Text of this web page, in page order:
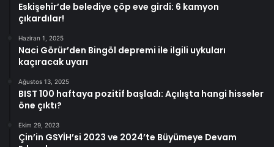
Eskişehir’de belediye çöp eve girdi: 6 kamyon
çıkardılar!
Haziran 1, 2025
Naci Görür’den Bingöl depremi ile ilgili uykuları
kaçıracak uyarı
Ağustos 13, 2025
BIST 100 haftaya pozitif başladı: Açılışta hangi hisseler
öne çıktı?
Ekim 29, 2023
Çin’in GSYİH’si 2023 ve 2024’te Büyümeye Devam